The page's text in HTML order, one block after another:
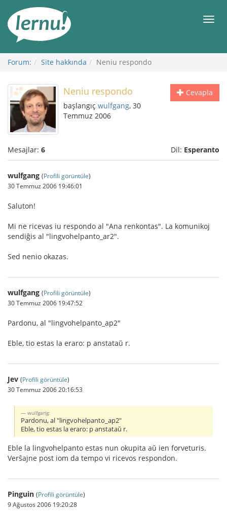
Görüntüleme
Forum: Site hakkında Neniu respondo
Cevapla
Neniu respondo
başlangıç wulfgang, 30
Temmuz 2006
Mesajlar: 6 Dil: Esperanto
wulfgang (Profili görüntüle)
30 Temmuz 2006 19:46:01
Saluton!
Mi ne ricevas iu respondo al "Ana renkontas". La komunikoj
sendiĝis al "lingvohelpanto_ar2".
Sed nenio okazas.
wulfgang (Profili görüntüle)
30 Temmuz 2006 19:47:52
Pardonu, al "lingvohelpanto_ap2"
Eble, tio estas la eraro: p anstataŭ r.
Jev (Profili görüntüle)
30 Temmuz 2006 20:16:53
wulfgang:
Pardonu, al "lingvohelpanto_ap2"
Eble, tio estas la eraro: p anstataŭ r.
Eble la lingvohelpanto estas nun okupita aŭ ien forveturis.
Verŝajne post iom da tempo vi ricevos respondon.
Pinguin (Profili görüntüle)
9 Ağustos 2006 19:20:28